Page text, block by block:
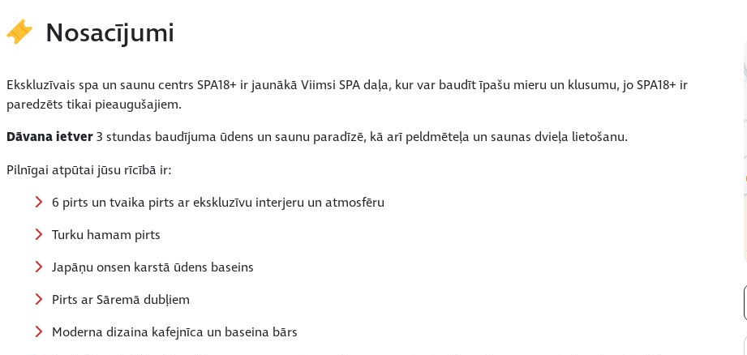
Nosacījumi
Ekskluzīvais spa un saunu centrs SPA18+ ir jaunākā Viimsi SPA daļa, kur var baudīt īpašu mieru un klusumu, jo SPA18+ ir
paredzēts tikai pieaugušajiem.
Dāvana ietver3 stundas baudījuma ūdens un saunu paradīzē, kā arī peldmēteļa un saunas dvieļa lietošanu.
Pilnīgai atpūtai jūsu rīcībā ir:
6 pirts un tvaika pirts ar ekskluzīvu interjeru un atmosfēru
Turku hamam pirts
Japāņu onsen karstā ūdens baseins
Pirts ar Sāremā dubļiem
Moderna dizaina kafejnīca un baseina bārs